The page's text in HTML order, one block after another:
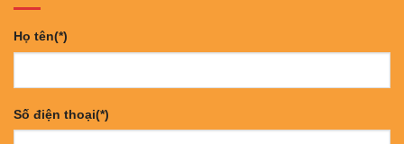
Họ tên(*)
Số điện thoại(*)